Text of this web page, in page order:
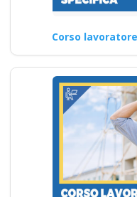
Corso
Corso lavoratore